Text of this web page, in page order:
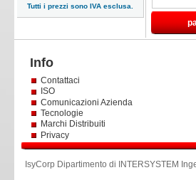
Tutti i prezzi sono IVA esclusa.
Info
Contattaci
ISO
Comunicazioni Azienda
Tecnologie
Marchi Distribuiti
Privacy
IsyCorp Dipartimento di INTERSYSTEM